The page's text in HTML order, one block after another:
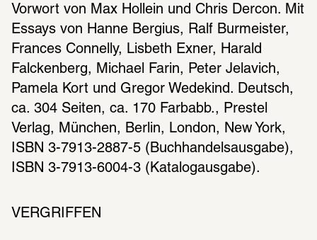
Vorwort von Max Hollein und Chris Dercon. Mit
Essays von Hanne Bergius, Ralf Burmeister,
Frances Connelly, Lisbeth Exner, Harald
Falckenberg, Michael Farin, Peter Jelavich,
Pamela Kort und Gregor Wedekind. Deutsch,
ca. 304 Seiten, ca. 170 Farbabb., Prestel
Verlag, München, Berlin, London, New York,
ISBN 3-7913-2887-5 (Buchhandelsausgabe),
ISBN 3-7913-6004-3 (Katalogausgabe).
VERGRIFFEN